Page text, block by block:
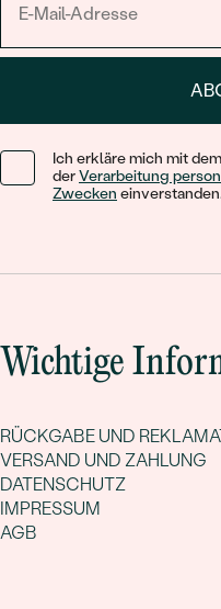
Ich erkläre mich mit dem
derVerarbeitung
Zwecken
Wichtige
RÜCKGABE UND
VERSAND UND ZAHLUNG
DATENSCHUTZ
IMPRESSUM
AGB